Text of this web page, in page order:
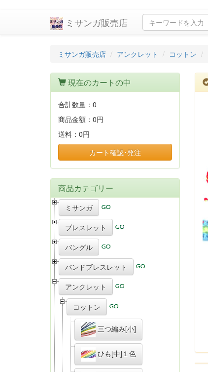
ミサンガ販売店
ミサンガ販売店 アンクレット コットン
現在のカートの中
合計数量： 0
商品金額： 0円
送料： 0円
カート確認･発注
商品カテゴリー
ミサンガ
ブレスレット
バングル
バンドブレスレット
アンクレット
コットン
三つ編み[小]
ひも[中]１色